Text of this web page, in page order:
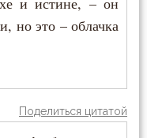
но это – облачка
Поделиться цитатой